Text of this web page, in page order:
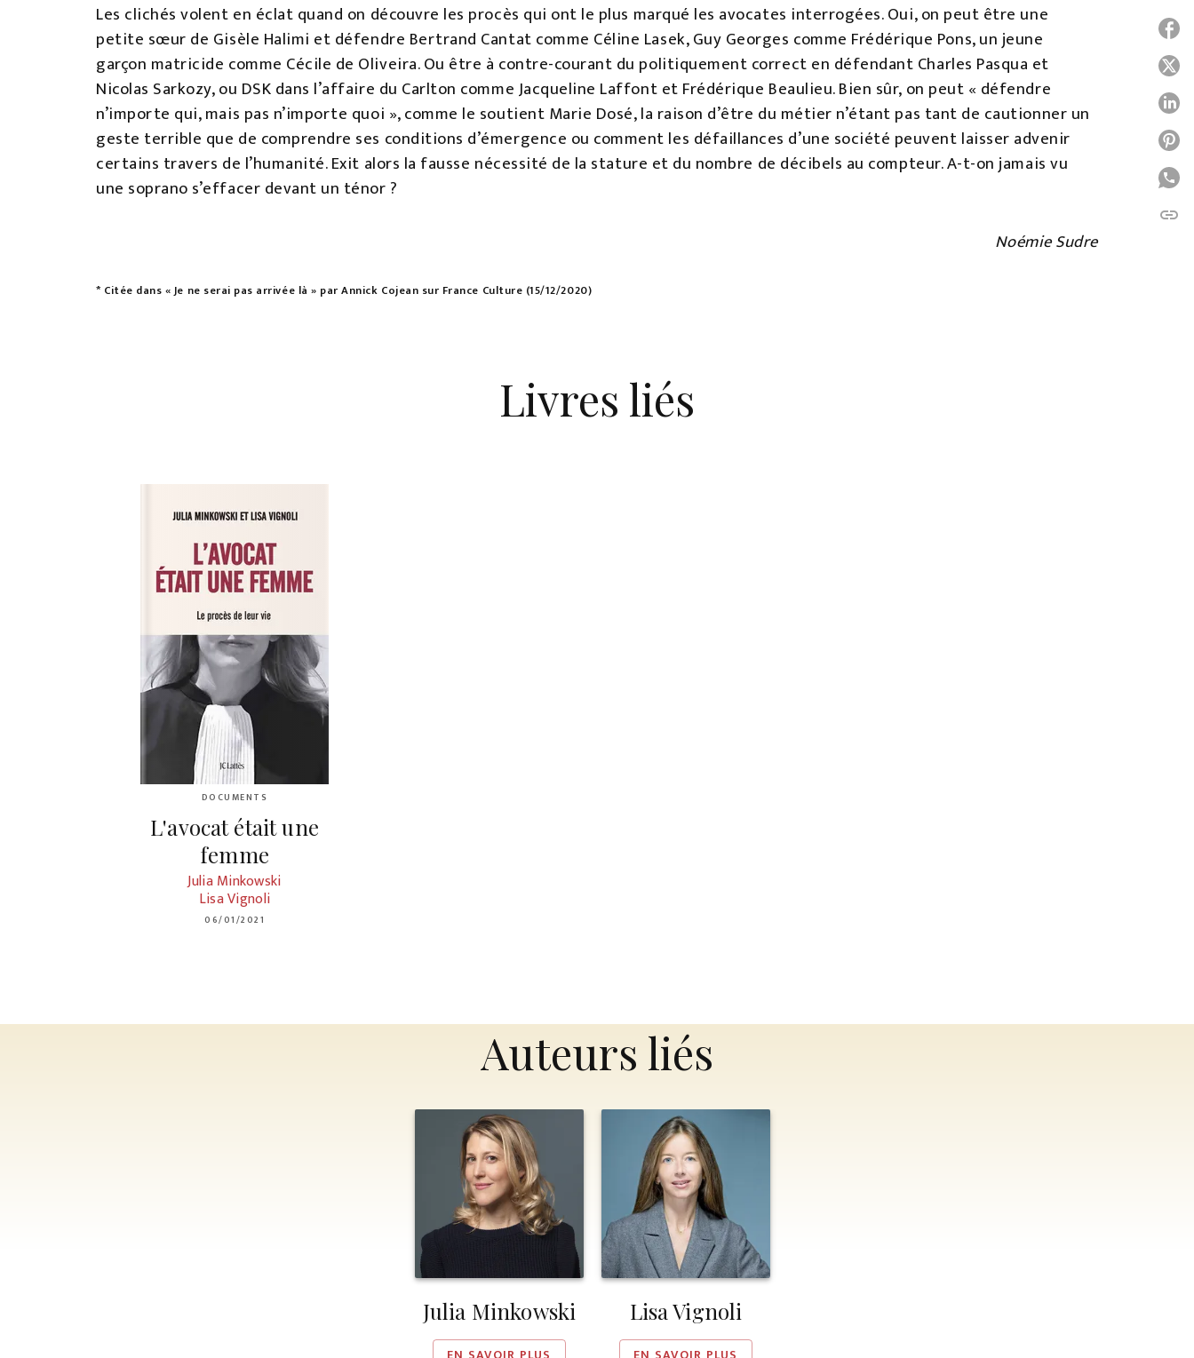
Les clichés volent en éclat quand on découvre les procès qui ont le plus marqué les avocates interrogées. Oui, on peut être une
petite sœur de Gisèle Halimi et défendre Bertrand Cantat comme Céline Lasek, Guy Georges comme Frédérique Pons, un jeune
garçon matricide comme Cécile de Oliveira. Ou être à contre-courant du politiquement correct en défendant Charles Pasqua et
Nicolas Sarkozy, ou DSK dans l’affaire du Carlton comme Jacqueline Laffont et Frédérique Beaulieu. Bien sûr, on peut « défendre
n’importe qui, mais pas n’importe quoi », comme le soutient Marie Dosé, la raison d’être du métier n’étant pas tant de cautionner un
geste terrible que de comprendre ses conditions d’émergence ou comment les défaillances d’une société peuvent laisser advenir
certains travers de l’humanité. Exit alors la fausse nécessité de la stature et du nombre de décibels au compteur. A-t-on jamais vu
une soprano s’effacer devant un ténor ?
Noémie Sudre
* Citée dans « Je ne serai pas arrivée là » par Annick Cojean sur France Culture (15/12/2020)
Livres liés
DOCUMENTS
L'avocat était une
femme
Julia Minkowski
Lisa Vignoli
06/01/2021
Auteurs liés
Julia Minkowski Lisa Vignoli
link